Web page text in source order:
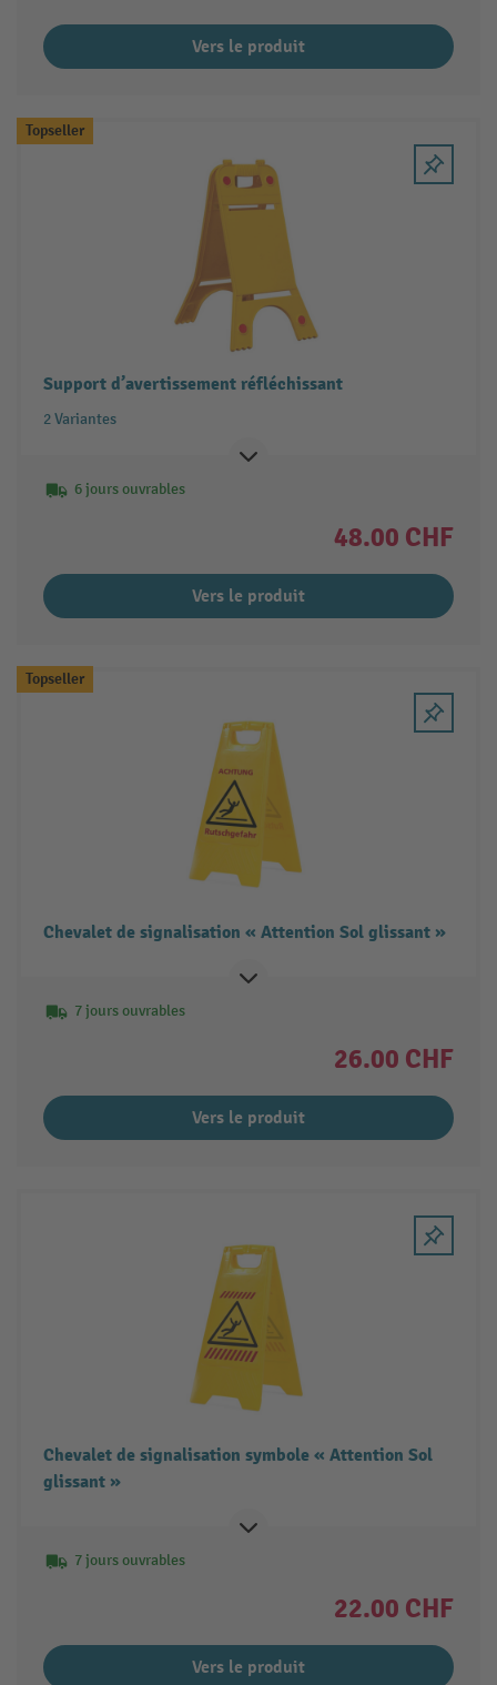
Vers le produit
Topseller
Support d’avertissement réfléchissant
2 Variantes
6 jours ouvrables
48.00 CHF
Vers le produit
Topseller
Chevalet de signalisation « Attention Sol glissant »
7 jours ouvrables
26.00 CHF
Vers le produit
Chevalet de signalisation symbole « Attention Sol
glissant »
7 jours ouvrables
22.00 CHF
Vers le produit